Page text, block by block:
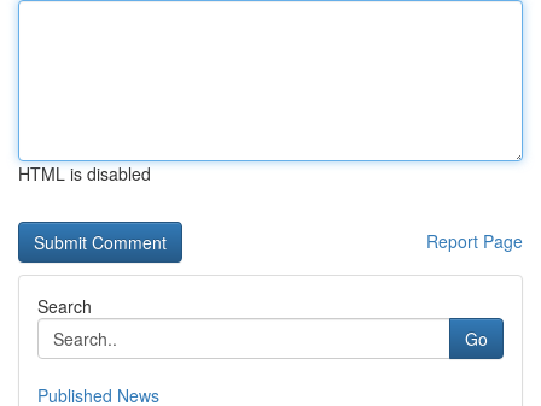
HTML is disabled
Report Page
Search
Go
Published News